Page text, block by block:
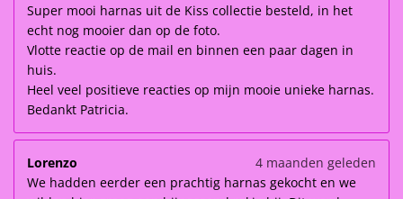
Super mooi harnas uit de Kiss collectie besteld, in het
echt nog mooier dan op de foto.
Vlotte reactie op de mail en binnen een paar dagen in
huis.
Heel veel positieve reacties op mijn mooie unieke harnas.
Bedankt Patricia.
Lorenzo
4 maanden geleden
We hadden eerder een prachtig harnas gekocht en we